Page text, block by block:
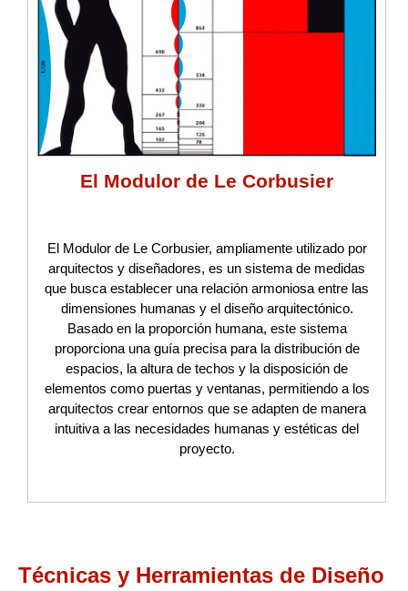
El Modulor de Le Corbusier
El Modulor de Le Corbusier, ampliamente utilizado por
arquitectos y diseñadores, es un sistema de medidas
que busca establecer una relación armoniosa entre las
dimensiones humanas y el diseño arquitectónico.
Basado en la proporción humana, este sistema
proporciona una guía precisa para la distribución de
espacios, la altura de techos y la disposición de
elementos como puertas y ventanas, permitiendo a los
arquitectos crear entornos que se adapten de manera
intuitiva a las necesidades humanas y estéticas del
proyecto.
Técnicas y Herramientas de Diseño